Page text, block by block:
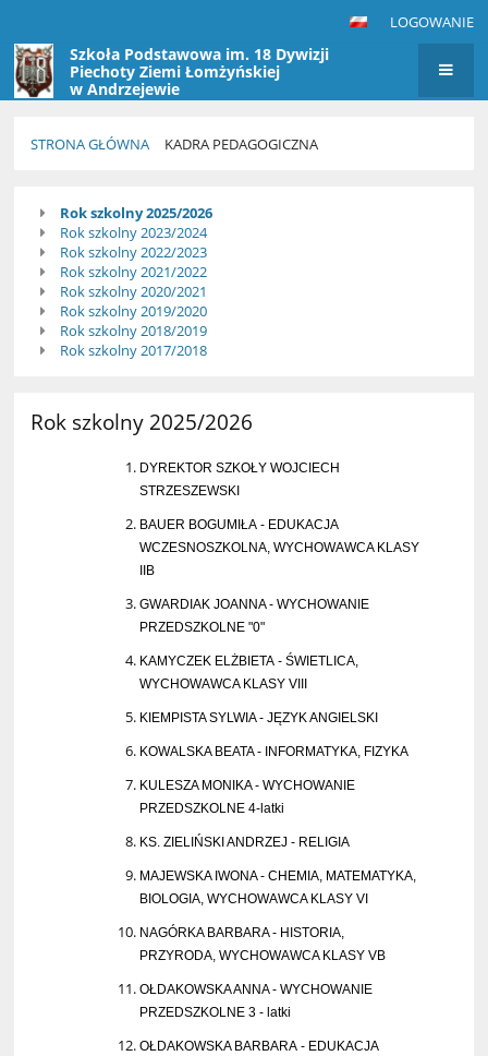
LOGOWANIE
Szkoła Podstawowa im. 18 Dywizji
Piechoty Ziemi Łomżyńskiej
w Andrzejewie
STRONA GŁÓWNA KADRA PEDAGOGICZNA
Kadra
pedagogiczna
Rok szkolny 2025/2026
Rok szkolny 2023/2024
Rok szkolny 2022/2023
Rok szkolny 2021/2022
Rok szkolny 2020/2021
Rok szkolny 2019/2020
Rok szkolny 2018/2019
Rok szkolny 2017/2018
Rok szkolny 2025/2026
DYREKTOR SZKOŁY WOJCIECH
STRZESZEWSKI
BAUER BOGUMIŁA - EDUKACJA
WCZESNOSZKOLNA, WYCHOWAWCA KLASY
IIB
GWARDIAK JOANNA - WYCHOWANIE
PRZEDSZKOLNE "0"
KAMYCZEK ELŻBIETA - ŚWIETLICA,
WYCHOWAWCA KLASY VIII
KIEMPISTA SYLWIA - JĘZYK ANGIELSKI
KOWALSKA BEATA - INFORMATYKA, FIZYKA
KULESZA MONIKA - WYCHOWANIE
PRZEDSZKOLNE 4-latki
KS. ZIELIŃSKI ANDRZEJ - RELIGIA
MAJEWSKA IWONA - CHEMIA, MATEMATYKA,
BIOLOGIA, WYCHOWAWCA KLASY VI
NAGÓRKA BARBARA - HISTORIA,
PRZYRODA, WYCHOWAWCA KLASY VB
OŁDAKOWSKA ANNA - WYCHOWANIE
PRZEDSZKOLNE 3 - latki
OŁDAKOWSKA BARBARA - EDUKACJA